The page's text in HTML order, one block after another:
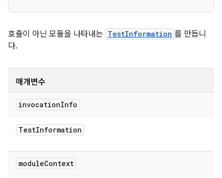
호출이 아닌 모듈을 나타내는 TestInformation 를 만듭니
다.
매개변수
invocationInfo
TestInformation
moduleContext